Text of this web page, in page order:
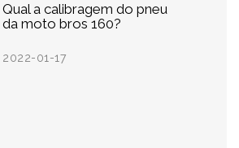
Qual a calibragem do pneu
da moto bros 160?
2022-01-17